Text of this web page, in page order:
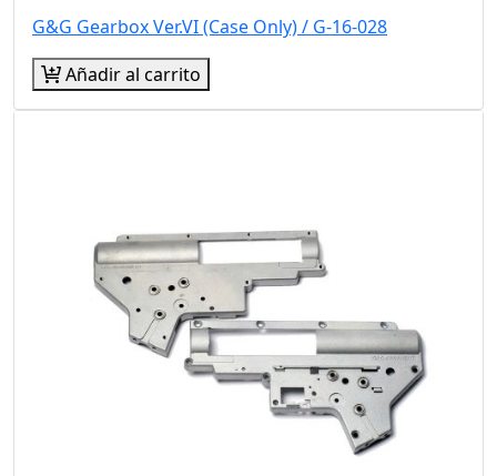
G&G Gearbox Ver.VI (Case Only) / G-16-028
Añadir al carrito